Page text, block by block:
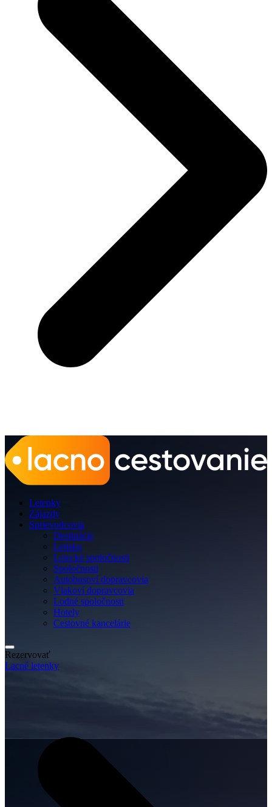
Letenky
Zájazdy
Sprievodcovia
Destinácie
Letisko
Letecké spoločnosti
Spoločnosti
Autobusoví dopravcovia
Vlakoví dopravcovia
Lodné spoločnosti
Hotely
Cestovné kancelárie
Rezervovať
Lacné letenky